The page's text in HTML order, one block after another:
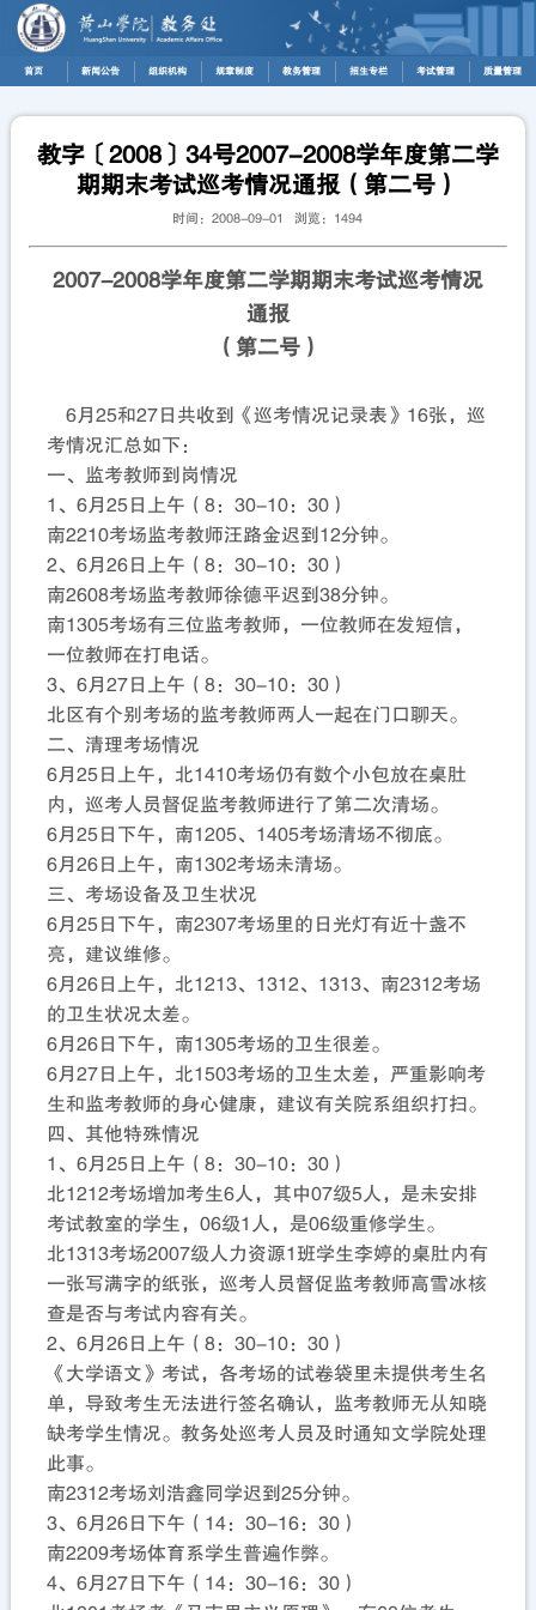
首页 新闻公告 组织机构 规章制度 教务管理 招生专栏 考试管理 质量管理
教字〔2008〕34号2007-2008学年度第二学
期期末考试巡考情况通报（第二号）
时间：2008-09-01 浏览： 1494
2007-2008学年度第二学期期末考试巡考情况
通报
（第二号）
6月25和27日共收到《巡考情况记录表》16张，巡
考情况汇总如下：
一、监考教师到岗情况
1、6月25日上午（8：30-10：30）
南2210考场监考教师汪路金迟到12分钟。
2、6月26日上午（8：30-10：30）
南2608考场监考教师徐德平迟到38分钟。
南1305考场有三位监考教师，一位教师在发短信，
一位教师在打电话。
3、6月27日上午（8：30-10：30）
北区有个别考场的监考教师两人一起在门口聊天。
二、清理考场情况
6月25日上午，北1410考场仍有数个小包放在桌肚
内，巡考人员督促监考教师进行了第二次清场。
6月25日下午，南1205、1405考场清场不彻底。
6月26日上午，南1302考场未清场。
三、考场设备及卫生状况
6月25日下午，南2307考场里的日光灯有近十盏不
亮，建议维修。
6月26日上午，北1213、1312、1313、南2312考场
的卫生状况太差。
6月26日下午，南1305考场的卫生很差。
6月27日上午，北1503考场的卫生太差，严重影响考
生和监考教师的身心健康，建议有关院系组织打扫。
四、其他特殊情况
1、6月25日上午（8：30-10：30）
北1212考场增加考生6人，其中07级5人，是未安排
考试教室的学生，06级1人，是06级重修学生。
北1313考场2007级人力资源1班学生李婷的桌肚内有
一张写满字的纸张，巡考人员督促监考教师高雪冰核
查是否与考试内容有关。
2、6月26日上午（8：30-10：30）
《大学语文》考试，各考场的试卷袋里未提供考生名
单，导致考生无法进行签名确认，监考教师无从知晓
缺考学生情况。教务处巡考人员及时通知文学院处理
此事。
南2312考场刘浩鑫同学迟到25分钟。
3、6月26日下午（14：30-16：30）
南2209考场体育系学生普遍作弊。
4、6月27日下午（14：30-16：30）